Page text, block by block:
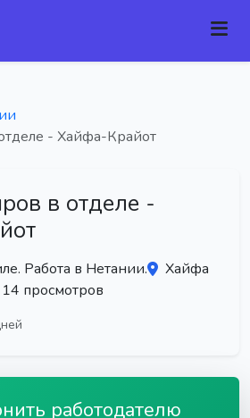
- Хайфа-Крайот
в отделе -
Работа в Нетании.
Хайфа
14 просмотров
работодателю